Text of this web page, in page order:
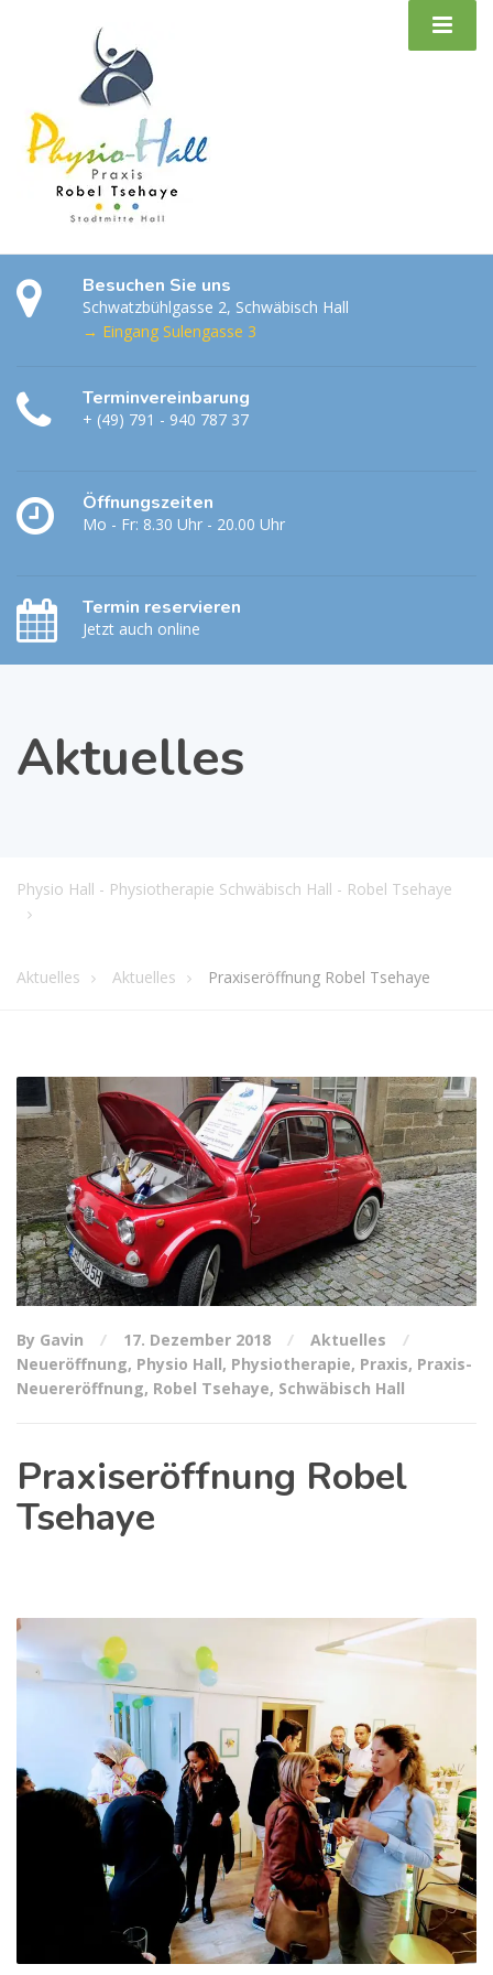
Besuchen Sie uns
Schwatzbühlgasse 2, Schwäbisch Hall
→ Eingang Sulengasse 3
Terminvereinbarung
+ (49) 791 - 940 787 37
Öffnungszeiten
Mo - Fr: 8.30 Uhr - 20.00 Uhr
Termin reservieren
Jetzt auch online
Aktuelles
Physio Hall - Physiotherapie Schwäbisch Hall - Robel Tsehaye
Aktuelles Aktuelles Praxiseröffnung Robel Tsehaye
By Gavin 17. Dezember 2018
Aktuelles
Neueröffnung, Physio Hall, Physiotherapie, Praxis, Praxis-
Neuereröffnung, Robel Tsehaye, Schwäbisch Hall
Praxiseröffnung Robel
Tsehaye